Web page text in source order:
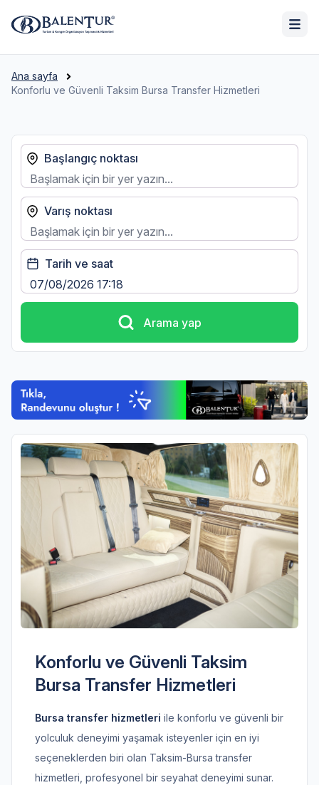
Ana sayfa
Konforlu ve Güvenli Taksim Bursa Transfer Hizmetleri
Başlangıç noktası
Varış noktası
Tarih ve saat
Arama yap
Konforlu ve Güvenli Taksim
Bursa Transfer Hizmetleri
Bursa transfer hizmetleri ile konforlu ve güvenli bir
yolculuk deneyimi yaşamak isteyenler için en iyi
seçeneklerden biri olan Taksim-Bursa transfer
hizmetleri, profesyonel bir seyahat deneyimi sunar.